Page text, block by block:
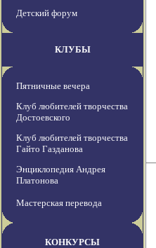
Детский форум
КЛУБЫ
Пятничные вечера
Клуб любителей творчества
Достоевского
Клуб любителей творчества
Гайто Газданова
Энциклопедия Андрея
Платонова
Мастерская перевода
КОНКУРСЫ